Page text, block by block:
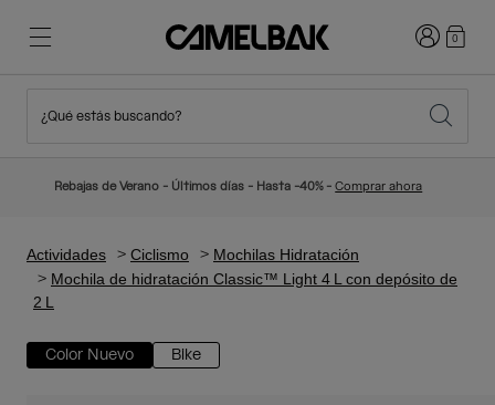
Novedades
Chalecos Hidratación
Senderismo
Adiós a los desechables
Iniciar0
¿Qué estás buscando?
Rebajas de Verano - Últimos días - Hasta -40% -Comprar ahora
Actividades Ciclismo
Mochilas Hidratación
Mochila de hidratación Classic™ Light 4 L con depósito de
2 L
Color Nuevo Bike